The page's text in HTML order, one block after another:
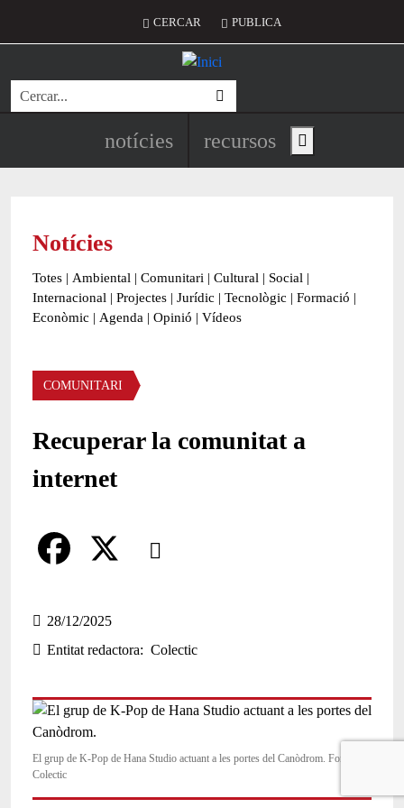
Menú del compte d'usuari
CERCAR PUBLICA
Cerca
Navegació principal de
notícies recursos Show main menu
Notícies
Totes | Ambiental | Comunitari | Cultural | Social |
Internacional | Projectes | Jurídic | Tecnològic | Formació |
Econòmic | Agenda | Opinió | Vídeos
Àmbit de la notícia
COMUNITARI
Recuperar la comunitat a
internet
Comparteix
a
c
b
o
28/12/2025
Entitat redactora
Colectic
El grup de K-Pop de Hana Studio actuant a les portes del Canòdrom. Font:
Colectic